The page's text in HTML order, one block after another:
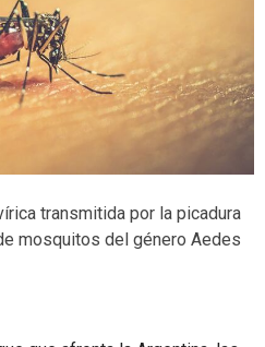
transmitida por la picadura
mosquitos del género Aedes